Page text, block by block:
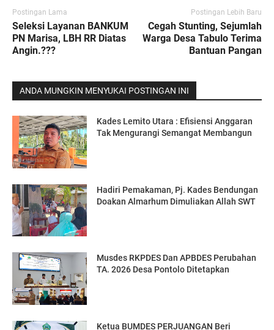
Postingan Lama
Seleksi Layanan BANKUM
PN Marisa, LBH RR Diatas
Angin.???
Postingan Lebih Baru
Cegah Stunting, Sejumlah
Warga Desa Tabulo Terima
Bantuan Pangan
ANDA MUNGKIN MENYUKAI POSTINGAN INI
Kades Lemito Utara : Efisiensi Anggaran
Tak Mengurangi Semangat Membangun
Hadiri Pemakaman, Pj. Kades Bendungan
Doakan Almarhum Dimuliakan Allah SWT
Musdes RKPDES Dan APBDES Perubahan
TA. 2026 Desa Pontolo Ditetapkan
Ketua BUMDES PERJUANGAN Beri